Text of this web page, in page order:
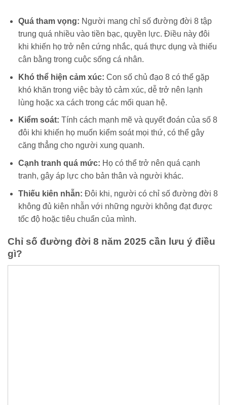
Quá tham vọng: Người mang chỉ số đường đời 8 tập
trung quá nhiều vào tiền bạc, quyền lực. Điều này đôi
khi khiến họ trở nên cứng nhắc, quá thực dụng và thiếu
cân bằng trong cuộc sống cá nhân.
Khó thể hiện cảm xúc: Con số chủ đạo 8 có thể gặp
khó khăn trong việc bày tỏ cảm xúc, dễ trở nên lạnh
lùng hoặc xa cách trong các mối quan hệ.
Kiểm soát: Tính cách mạnh mẽ và quyết đoán của số 8
đôi khi khiến họ muốn kiểm soát mọi thứ, có thể gây
căng thẳng cho người xung quanh.
Cạnh tranh quá mức: Họ có thể trở nên quá cạnh
tranh, gây áp lực cho bản thân và người khác.
Thiếu kiên nhẫn: Đôi khi, người có chỉ số đường đời 8
không đủ kiên nhẫn với những người không đạt được
tốc độ hoặc tiêu chuẩn của mình.
Chỉ số đường đời 8 năm 2025 cần lưu ý điều
gì?